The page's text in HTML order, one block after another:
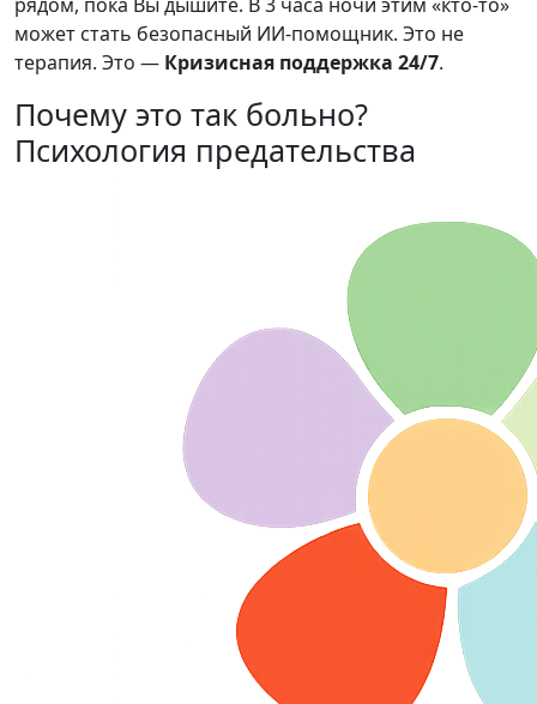
может стать безопасный ИИ-помощник. Это не
терапия. Это — Кризисная поддержка 24/7.
Почему это так больно?
Психология предательства